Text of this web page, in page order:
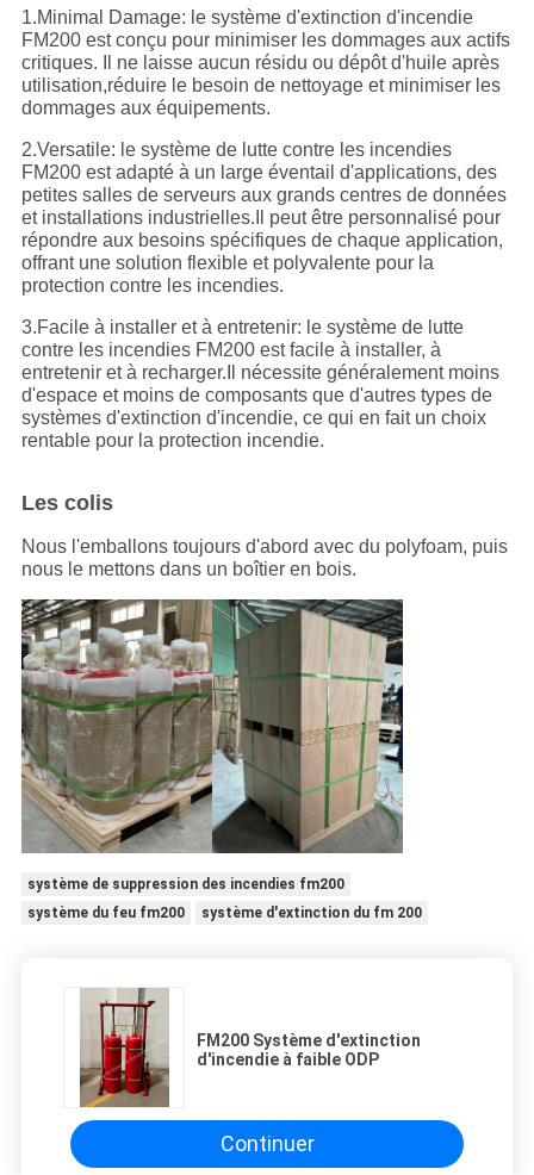
1.Minimal Damage: le système d'extinction d'incendie
FM200 est conçu pour minimiser les dommages aux actifs
critiques. Il ne laisse aucun résidu ou dépôt d'huile après
utilisation,réduire le besoin de nettoyage et minimiser les
dommages aux équipements.
2.Versatile: le système de lutte contre les incendies
FM200 est adapté à un large éventail d'applications, des
petites salles de serveurs aux grands centres de données
et installations industrielles.Il peut être personnalisé pour
répondre aux besoins spécifiques de chaque application,
offrant une solution flexible et polyvalente pour la
protection contre les incendies.
3.Facile à installer et à entretenir: le système de lutte
contre les incendies FM200 est facile à installer, à
entretenir et à recharger.Il nécessite généralement moins
d'espace et moins de composants que d'autres types de
systèmes d'extinction d'incendie, ce qui en fait un choix
rentable pour la protection incendie.
Les colis
Nous l'emballons toujours d'abord avec du polyfoam, puis
nous le mettons dans un boîtier en bois.
système de suppression des incendies fm200
système du feu fm200
système d'extinction du fm 200
FM200 Système d'extinction
d'incendie à faible ODP
Continuer